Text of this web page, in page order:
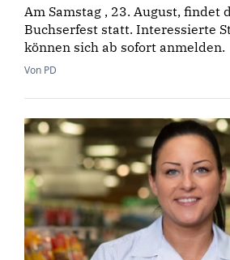
Am Samstag , 23. August, findet
Buchserfest statt. Interessierte
können sich ab sofort anmelden.
Von PD